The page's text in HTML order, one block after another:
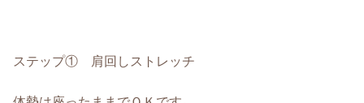
ステップ① 肩回しストレッチ